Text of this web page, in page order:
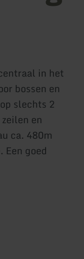
in het
bossen en
slechts 2
en
ca. 480m
goed